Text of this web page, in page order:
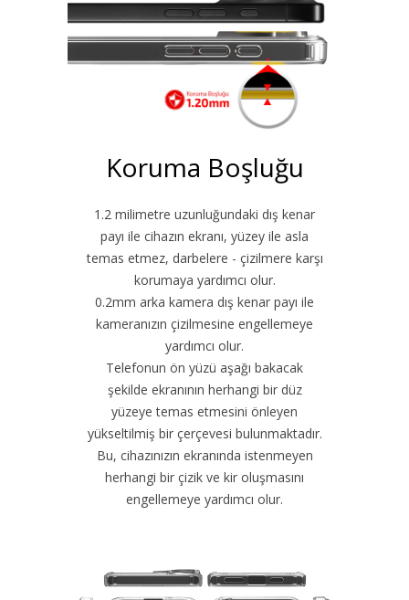
Koruma Boşluğu
1.2 milimetre uzunluğundaki dış kenar
payı ile cihazın ekranı, yüzey ile asla
temas etmez, darbelere - çizilmere karşı
korumaya yardımcı olur.
0.2mm arka kamera dış kenar payı ile
kameranızın çizilmesine engellemeye
yardımcı olur.
Telefonun ön yüzü aşağı bakacak
şekilde ekranının herhangi bir düz
yüzeye temas etmesini önleyen
yükseltilmiş bir çerçevesi bulunmaktadır.
Bu, cihazınızın ekranında istenmeyen
herhangi bir çizik ve kir oluşmasını
engellemeye yardımcı olur.